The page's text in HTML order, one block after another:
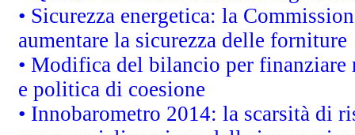
• Sicurezza energetica: la
aumentare la sicurezza delle forniture
• Modifica del bilancio per finanziare
e politica di coesione
• Innobarometro 2014: la scarsità di